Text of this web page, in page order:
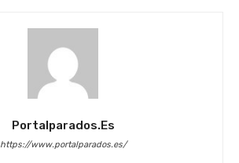
Portalparados.es
https://www.portalparados.es/